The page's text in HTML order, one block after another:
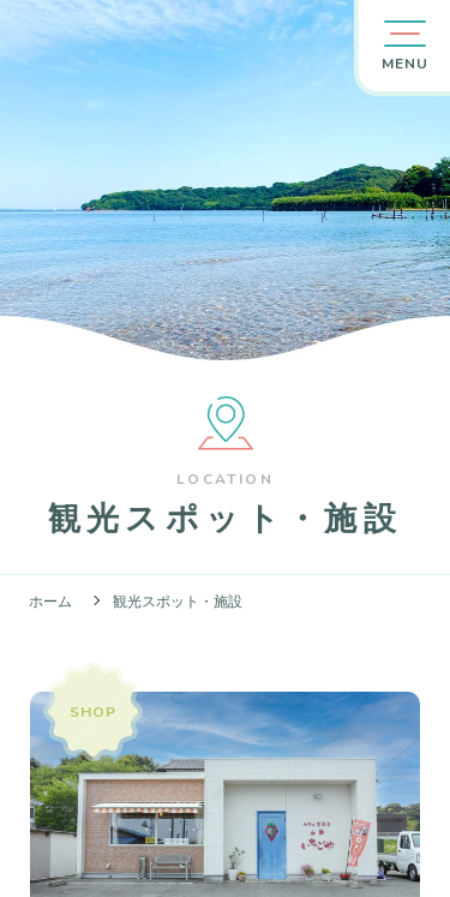
MENU
LOCATION
観光スポット・施設
ホーム 観光スポット・施設
SHOP